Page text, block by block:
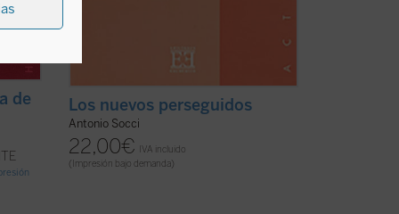
de
Los nuevos perseguidos
Antonio Socci
22,00€
IVA incluido
(Impresión bajo demanda)